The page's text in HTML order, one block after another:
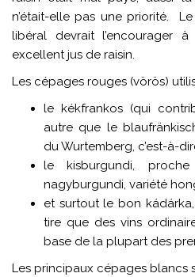
n’était-elle pas une priorité.
libéral devrait l’encourager
excellent jus de raisin.
Les cépages rouges (vörös)
le kékfrankos (qui
autre que le
du Wurtemberg, c’est-à-
le kisburgundi,
nagyburgundi, variété
et surtout le bon
tire que des vins
base de la plupart des
Les principaux cépages blancs